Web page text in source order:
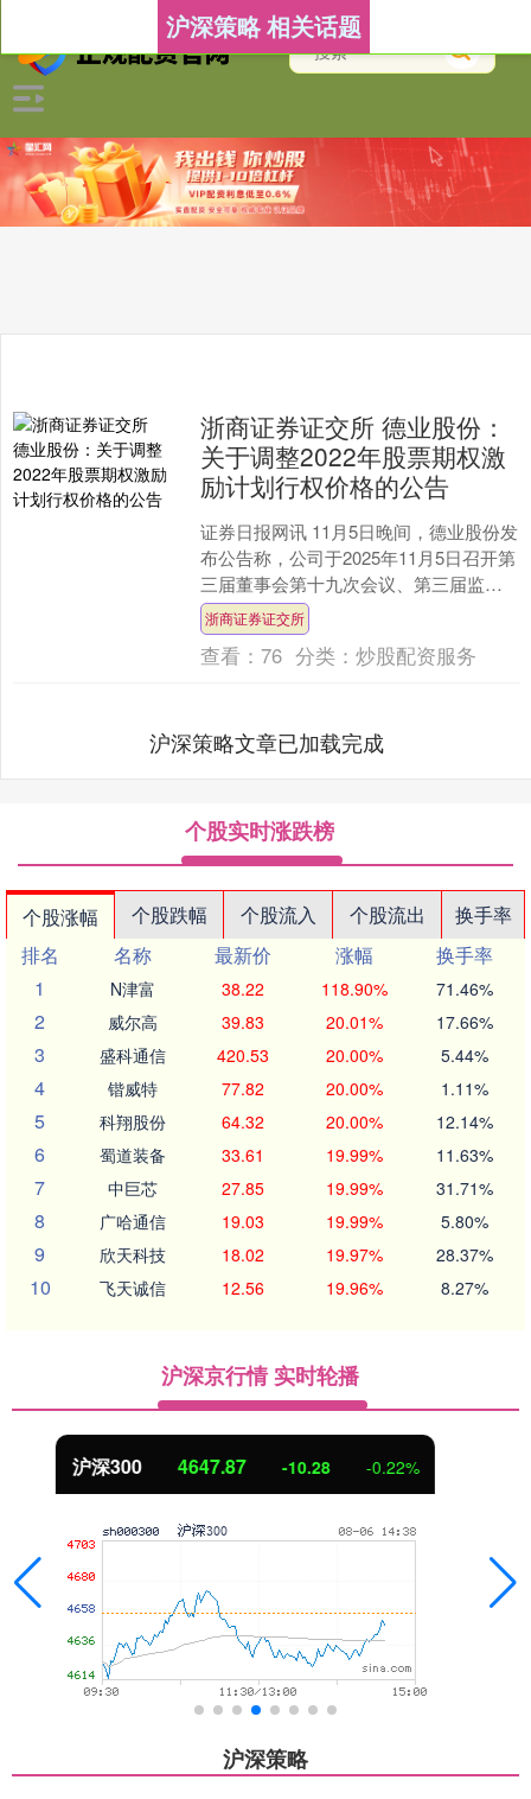
沪深策略 相关话题
浙商证券证交所 德业股份：
关于调整2022年股票期权激
励计划行权价格的公告
证券日报网讯 11月5日晚间，德业股份发
布公告称，公司于2025年11月5日召开第
三届董事会第十九次会议、第三届监事
会第十七次会议，审议通过了《关于调
整2022....
浙商证券证交所
查看：76 分类：炒股配资服务
沪深策略文章已加载完成
个股实时涨跌榜
个股涨幅 个股跌幅 个股流入 个股流出
换手率
排名
名称 最新价 涨幅
换手率
1
N津富 38.22 118.90% 71.46%
2 威尔高 39.83 20.01% 17.66%
3 盛科通信 420.53 20.00% 5.44%
4 锴威特 77.82 20.00% 1.11%
5 科翔股份 64.32 20.00% 12.14%
6 蜀道装备 33.61 19.99% 11.63%
7 中巨芯 27.85 19.99% 31.71%
8 广哈通信 19.03 19.99% 5.80%
9 欣天科技 18.02 19.97% 28.37%
10 飞天诚信 12.56 19.96% 8.27%
沪深京行情 实时轮播
北证50 1119.41 -0.05 -0.00%
沪深策略